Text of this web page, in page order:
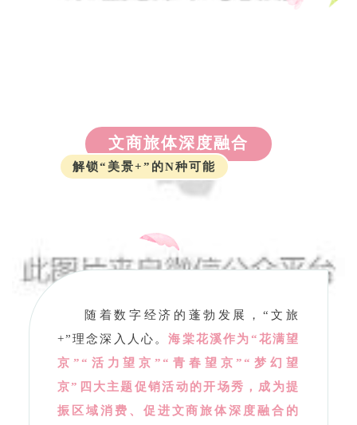
+”理念深入人心。海棠花溪作为“花满望
京”“活力望京”“青春望京”“梦幻望
振区域消费、促进文商旅体深度融合的
重要风向标。理论铸魂培育红色底色，
海棠锦簇催生网红景点，水岸经济促进
商业红火，成为望京解锁水岸经济、即
花儿为什么这样红的核心密码。